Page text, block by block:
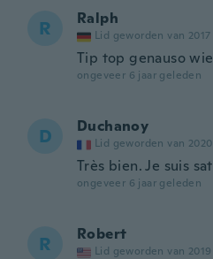
R Ralph
Lid geworden van 2017
Tip top genauso
ongeveer 6 jaar geleden
D Duchanoy
Lid geworden van 2020
Très bien. Je suis
ongeveer 6 jaar geleden
R Robert
Lid geworden van 2019